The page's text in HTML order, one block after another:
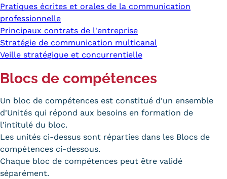
Pratiques écrites et orales de la communication
professionnelle
Principaux contrats de l'entreprise
Stratégie de communication multicanal
Veille stratégique et concurrentielle
Blocs de compétences
Un bloc de compétences est constitué d'un ensemble
d'Unités qui répond aux besoins en formation de
l'intitulé du bloc.
Les unités ci-dessus sont réparties dans les Blocs de
compétences ci-dessous.
Chaque bloc de compétences peut être validé
séparément.